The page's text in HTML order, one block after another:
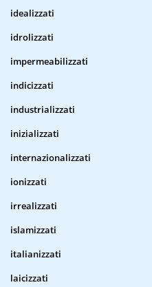
idealizzati
idrolizzati
impermeabilizzati
indicizzati
industrializzati
inizializzati
internazionalizzati
ionizzati
irrealizzati
islamizzati
italianizzati
laicizzati